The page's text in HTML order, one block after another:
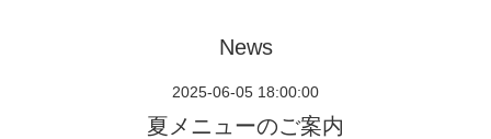
News
2025-06-05 18:00:00
夏メニューのご案内